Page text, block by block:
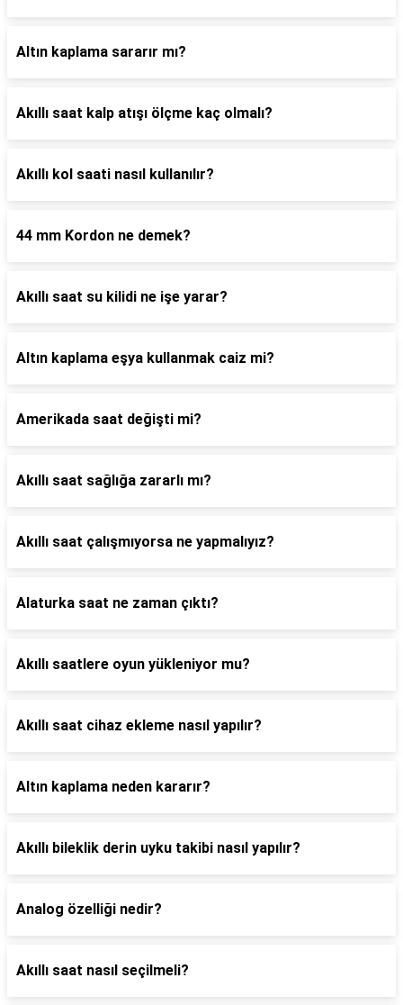
Altın kaplama sararır mı?
Akıllı saat kalp atışı ölçme kaç olmalı?
Akıllı kol saati nasıl kullanılır?
44 mm Kordon ne demek?
Akıllı saat su kilidi ne işe yarar?
Altın kaplama eşya kullanmak caiz mi?
Amerikada saat değişti mi?
Akıllı saat sağlığa zararlı mı?
Akıllı saat çalışmıyorsa ne yapmalıyız?
Alaturka saat ne zaman çıktı?
Akıllı saatlere oyun yükleniyor mu?
Akıllı saat cihaz ekleme nasıl yapılır?
Altın kaplama neden kararır?
Akıllı bileklik derin uyku takibi nasıl yapılır?
Analog özelliği nedir?
Akıllı saat nasıl seçilmeli?